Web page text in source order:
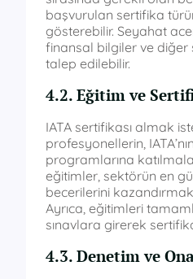
başvurulan sertifika
gösterebilir. Seyahat
finansal bilgiler ve
talep edilebilir.
4.2. Eğitim ve
IATA sertifikası almak
profesyonellerin,
programlarına
eğitimler, sektörün en
becerilerini
Ayrıca, eğitimleri
sınavlara girerek
4.3. Denetim ve